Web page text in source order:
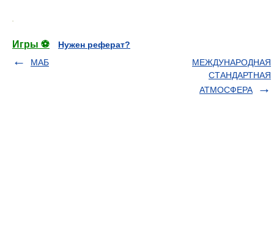
Игры ⚽
Нужен реферат?
МАБ
МЕЖДУНАРОДНАЯ
СТАНДАРТНАЯ
АТМОСФЕРА